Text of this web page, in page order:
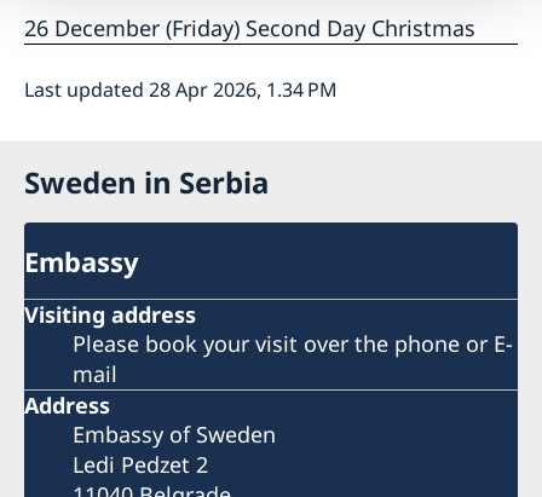
26 December (Friday) Second Day Christmas
Last updated 28 Apr 2026, 1.34 PM
Sweden in Serbia
Embassy
Visiting address
Please book your visit over the phone or E-
mail
Address
Embassy of Sweden
Ledi Pedzet 2